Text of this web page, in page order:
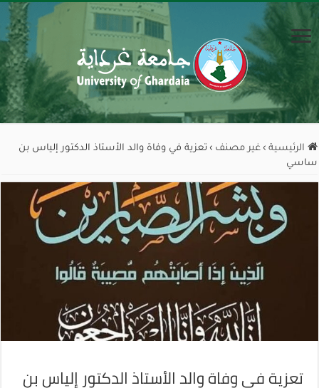
الرئيسية › غير مصنف › تعزية في وفاة والد الأستاذ الدكتور إلياس بن
ساسي
تعزية في وفاة والد الأستاذ الدكتور إلياس بن